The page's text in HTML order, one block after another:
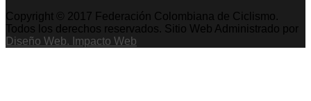
Copyright © 2017 Federación Colombiana de Ciclismo.
Todos los derechos reservados. Sitio Web Administrado por
Diseño Web. Impacto Web